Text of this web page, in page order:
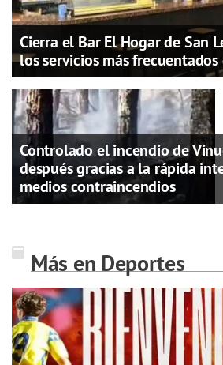
Cierra el Bar El Hogar de San
los servicios más
Controlado el incendio de
después gracias a la rápida
medios contraincendios
Más en Deportes